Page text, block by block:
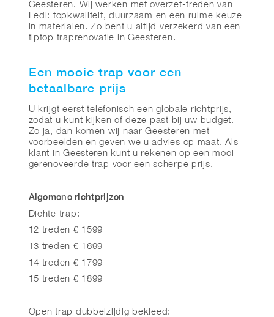
Geesteren. Wij werken met overzet-treden van
Fedi: topkwaliteit, duurzaam en een ruime keuze
in materialen. Zo bent u altijd verzekerd van een
tiptop traprenovatie in Geesteren.
Een mooie trap voor een
betaalbare prijs
U krijgt eerst telefonisch een globale richtprijs,
zodat u kunt kijken of deze past bij uw budget.
Zo ja, dan komen wij naar Geesteren met
voorbeelden en geven we u advies op maat. Als
klant in Geesteren kunt u rekenen op een mooi
gerenoveerde trap voor een scherpe prijs.
Algemene richtprijzen
Dichte trap:
12 treden € 1599
13 treden € 1699
14 treden € 1799
15 treden € 1899
Open trap dubbelzijdig bekleed: